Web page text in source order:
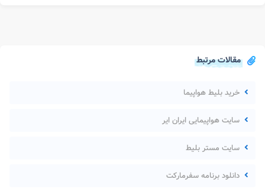
مقالات مرتبط
خرید بلیط هواپیما
سایت هواپیمایی ایران ایر
سایت مستر بلیط
دانلود برنامه سفرمارکت